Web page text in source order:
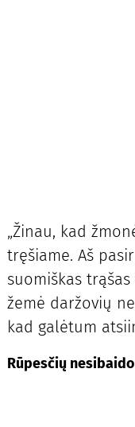
„Žinau, kad
tręšiame. Aš
suomiškas
žemė daržovių
kad galėtum
Rūpesčių nesibaido